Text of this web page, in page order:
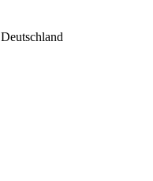
Deutschland